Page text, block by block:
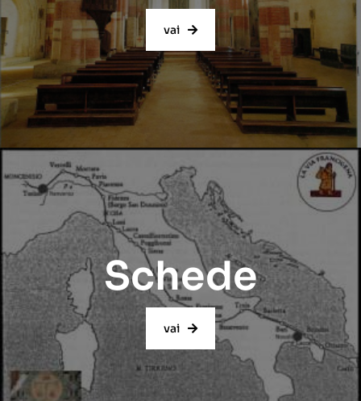
vai
Schede
vai